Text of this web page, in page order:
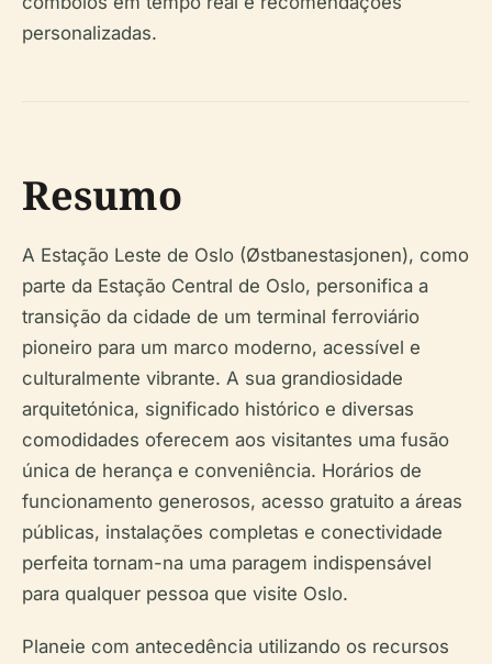
personalizadas.
Resumo
A Estação Leste de Oslo (Østbanestasjonen), como
parte da Estação Central de Oslo, personifica a
transição da cidade de um terminal ferroviário
pioneiro para um marco moderno, acessível e
culturalmente vibrante. A sua grandiosidade
arquitetónica, significado histórico e diversas
comodidades oferecem aos visitantes uma fusão
única de herança e conveniência. Horários de
funcionamento generosos, acesso gratuito a áreas
públicas, instalações completas e conectividade
perfeita tornam-na uma paragem indispensável
para qualquer pessoa que visite Oslo.
Planeie com antecedência utilizando os recursos